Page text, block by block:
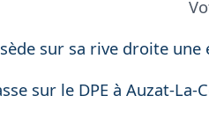
sur sa rive droite
sur le DPE à Auzat-